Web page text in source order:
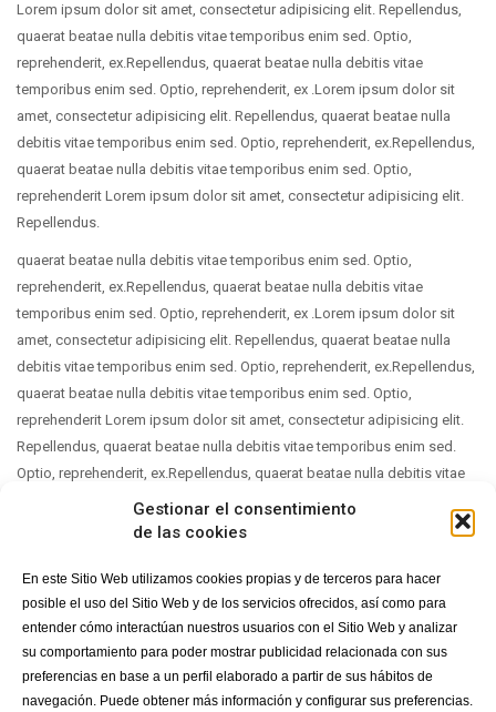
Gestionar el consentimiento
de las cookies
En este Sitio Web utilizamos cookies propias y de terceros para hacer
posible el uso del Sitio Web y de los servicios ofrecidos, así como para
entender cómo interactúan nuestros usuarios con el Sitio Web y analizar
su comportamiento para poder mostrar publicidad relacionada con sus
preferencias en base a un perfil elaborado a partir de sus hábitos de
navegación. Puede obtener más información y configurar sus preferencias.
Lorem ipsum dolor sit amet, consectetur adipisicing elit. Repellendus,
quaerat beatae nulla debitis vitae temporibus enim sed. Optio,
reprehenderit, ex.Repellendus, quaerat beatae nulla debitis vitae
temporibus enim sed. Optio, reprehenderit, ex .Lorem ipsum dolor sit
amet, consectetur adipisicing elit. Repellendus, quaerat beatae nulla
debitis vitae temporibus enim sed. Optio, reprehenderit, ex.Repellendus,
quaerat beatae nulla debitis vitae temporibus enim sed. Optio,
reprehenderit Lorem ipsum dolor sit amet, consectetur adipisicing elit.
Repellendus.
quaerat beatae nulla debitis vitae temporibus enim sed. Optio,
reprehenderit, ex.Repellendus, quaerat beatae nulla debitis vitae
temporibus enim sed. Optio, reprehenderit, ex .Lorem ipsum dolor sit
amet, consectetur adipisicing elit. Repellendus, quaerat beatae nulla
debitis vitae temporibus enim sed. Optio, reprehenderit, ex.Repellendus,
quaerat beatae nulla debitis vitae temporibus enim sed. Optio,
reprehenderit Lorem ipsum dolor sit amet, consectetur adipisicing elit.
Repellendus, quaerat beatae nulla debitis vitae temporibus enim sed.
Optio, reprehenderit, ex.Repellendus, quaerat beatae nulla debitis vitae
temporibus enim sed. Optio, reprehenderit